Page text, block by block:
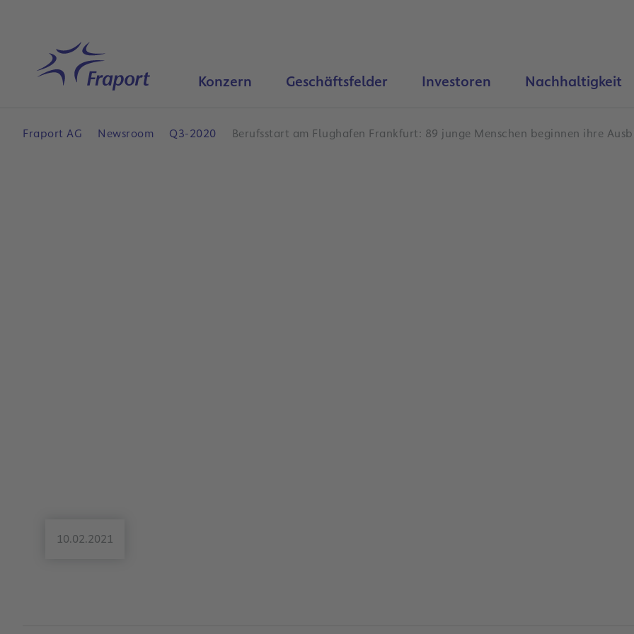
Startseite Konzern Geschäftsfelder Investoren Nachhaltigkeit
Fraport AG Newsroom Q3-2020 Berufsstart am Flughafen Frankfurt: 89 junge Menschen beginnen ihre
10.02.2021